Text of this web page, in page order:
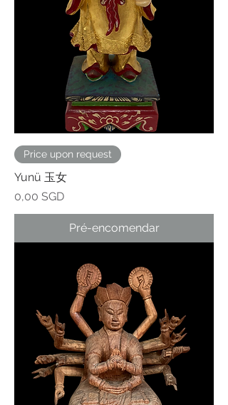
Price upon request
Yunü 玉女
Preço
0,00 SGD
Pré-encomendar